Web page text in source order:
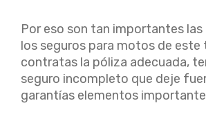
Por eso son tan importantes
los seguros para motos de este
contratas la póliza adecuada,
seguro incompleto que deje
garantías elementos